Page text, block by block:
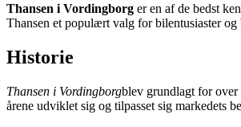
Thansen i Vordingborg er en af de bedst
Thansen et populært valg for bilentusiaster og
Historie
Thansen i Vordingborgblev grundlagt for
årene udviklet sig og tilpasset sig markedets